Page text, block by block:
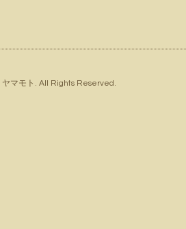
マモト . All Rights Reserved.